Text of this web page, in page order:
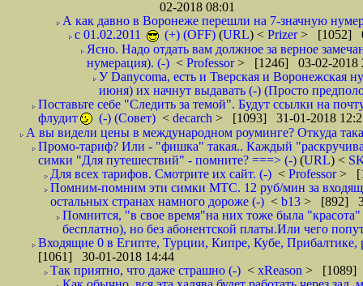
02-2018 08:01
А как давно в Воронеже перешли на 7-значную
с 01.02.2011
(+) (OFF) (URL) < Prizer> [1052]
Ясно. Надо отдать вам должное за верное
нумерация). (-) < Professor> [1246] 03-02-2018
У Danycoma, есть и Тверская и Воронежская
июня) их начнут выдавать (-) (Просто
Поставьте себе "Следить за темой". Будут ссылки на
флудит
(-) (Совет) < decarch > [1093] 31-01-2018
А вы видели цены в международном роуминге? Откуда
Промо-тариф? Или - "фишка" такая.. Каждый
симки "Для путешествий" - помните? ===> (-) (URL) <
Для всех тарифов. Смотрите их сайт. (-) < Professor>
Помним-помним эти симки МТС. 12 руб/мин за
остальных странах намного дороже (-) < b13 > [892]
Помнится, "в свое время"на них тоже была
бесплатно), но без абонентской платы.Или чего
Входящие 0 в Египте, Турции, Кипре, Кубе,
[1061] 30-01-2018 14:44
Так приятно, что даже страшно (-) < xReason > [1089]